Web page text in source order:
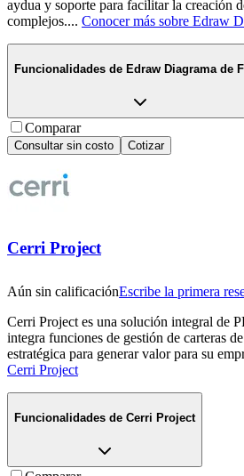
aydua y soporte para facilitar la creación
complejos.... Conocer más sobre Edraw
Funcionalidades de Edraw Diagrama de
Comparar
Consultar sin costo Cotizar
Cerri Project
Aún sin calificaciónEscribe la primera
Cerri Project es una solución integral de
integra funciones de gestión de carteras
estratégica para generar valor para su
Cerri Project
Funcionalidades de Cerri Project